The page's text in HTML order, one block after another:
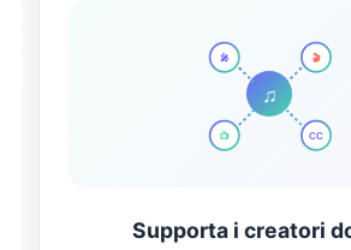
♫
🎤 🎬
📺 CC
Supporta i creatori